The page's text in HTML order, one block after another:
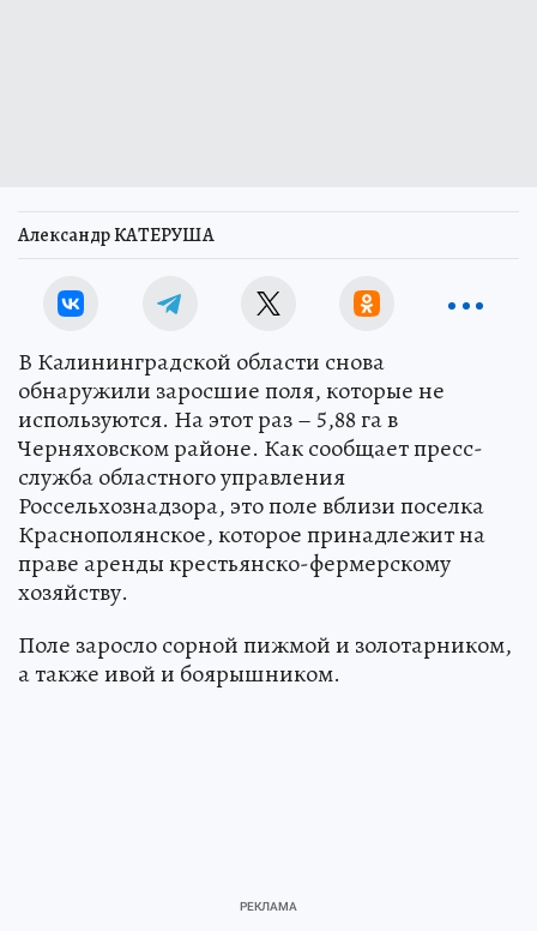
Александр КАТЕРУША
В Калининградской области снова
обнаружили заросшие поля, которые не
используются. На этот раз – 5,88 га в
Черняховском районе. Как сообщает пресс-
служба областного управления
Россельхознадзора, это поле вблизи поселка
Краснополянское, которое принадлежит на
праве аренды крестьянско-фермерскому
хозяйству.
Поле заросло сорной пижмой и золотарником,
а также ивой и боярышником.